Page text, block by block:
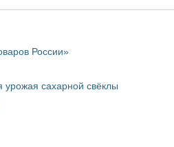
России»
урожая сахарной свёклы